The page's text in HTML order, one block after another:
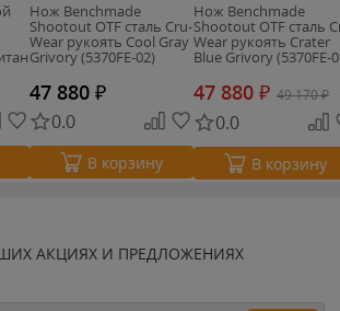
Нож Benchmade
Shootout OTF cталь Cru-
Wear рукоять Cool Gray
Grivory (5370FE-02)
47 880 ₽
0.0
В корзину
Нож Benchmade
Shootout OTF cталь
Wear рукоять Crater
Blue Grivory (5370FE-
47 880 ₽ 49 170₽
0.0
В корзину
АКЦИЯХ И ПРЕДЛОЖЕНИЯХ